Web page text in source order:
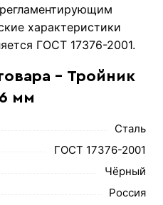
характеристики
ГОСТ 17376-2001.
- Тройник
мм
Сталь
ГОСТ 17376-2001
Чёрный
Россия